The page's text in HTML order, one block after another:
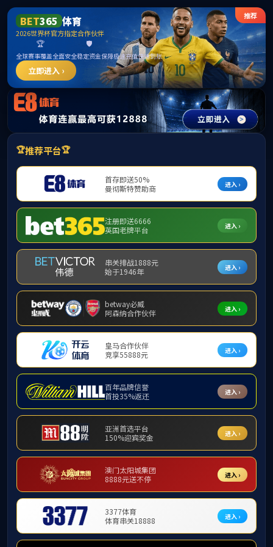
365英国上市公司(CHN-VIP认证)官网|Official
Website
提示：访问地址无效，allen-bradley-powerflex-700-20bj248a0annanc0
找不到对应的栏目！
首页